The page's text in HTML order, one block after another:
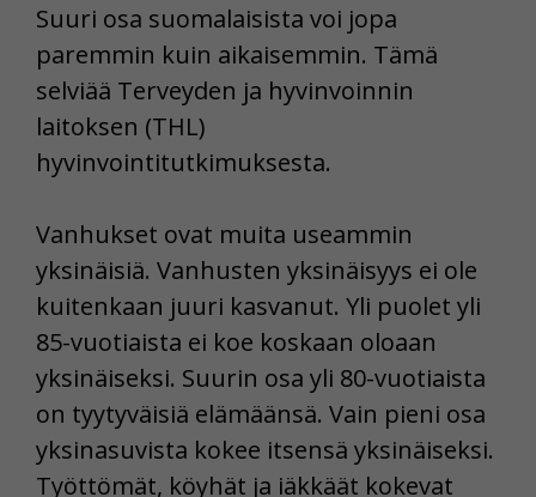
Suuri osa suomalaisista voi jopa
paremmin kuin aikaisemmin. Tämä
selviää Terveyden ja hyvinvoinnin
laitoksen (THL)
hyvinvointitutkimuksesta.
Vanhukset ovat muita useammin
yksinäisiä. Vanhusten yksinäisyys ei ole
kuitenkaan juuri kasvanut. Yli puolet yli
85-vuotiaista ei koe koskaan oloaan
yksinäiseksi. Suurin osa yli 80-vuotiaista
on tyytyväisiä elämäänsä. Vain pieni osa
yksinasuvista kokee itsensä yksinäiseksi.
Työttömät, köyhät ja iäkkäät kokevat